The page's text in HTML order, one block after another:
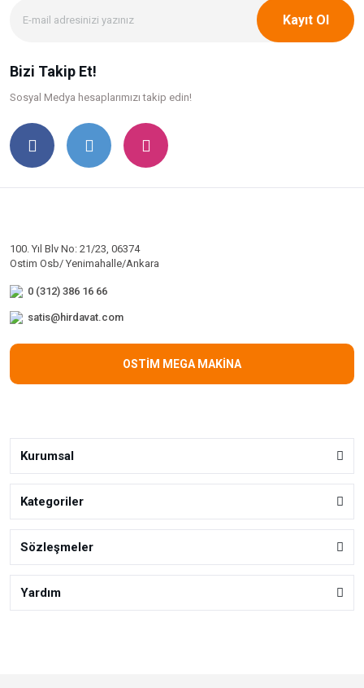
Kayıt Ol
Bizi Takip Et!
Sosyal Medya hesaplarımızı takip edin!
100. Yıl Blv No: 21/23, 06374
Ostim Osb/ Yenimahalle/Ankara
0 (312) 386 16 66
satis@hirdavat.com
OSTİM MEGA MAKİNA
Kurumsal
Kategoriler
Sözleşmeler
Yardım